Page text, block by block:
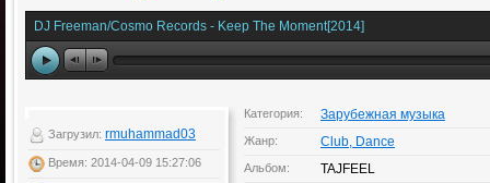
DJ Freeman/Cosmo Records - Keep The Moment[2014]
Загрузил: rmuhammad03
Время: 2014-04-09 15:27:06
Категория: Зарубежная музыка
Жанр: Club, Dance
Альбом: TAJFEEL